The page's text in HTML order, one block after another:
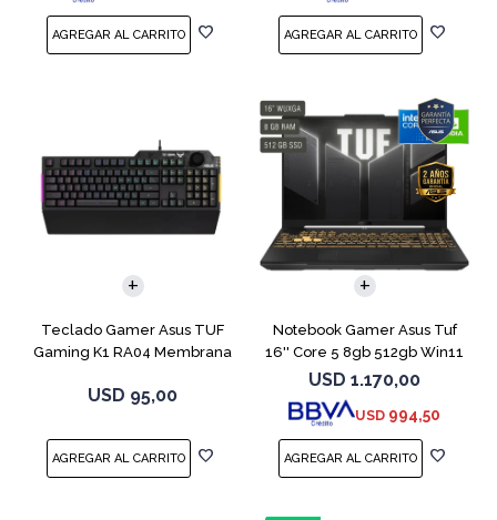
Teclado Gamer Asus TUF
Gaming K1 RA04 Membrana
USD 95,00
Notebook Gamer Asus Tuf
16'' Core 5 8gb 512gb Win11
Rtx3050
USD 1.170,00
USD 994,50
COMPARAR